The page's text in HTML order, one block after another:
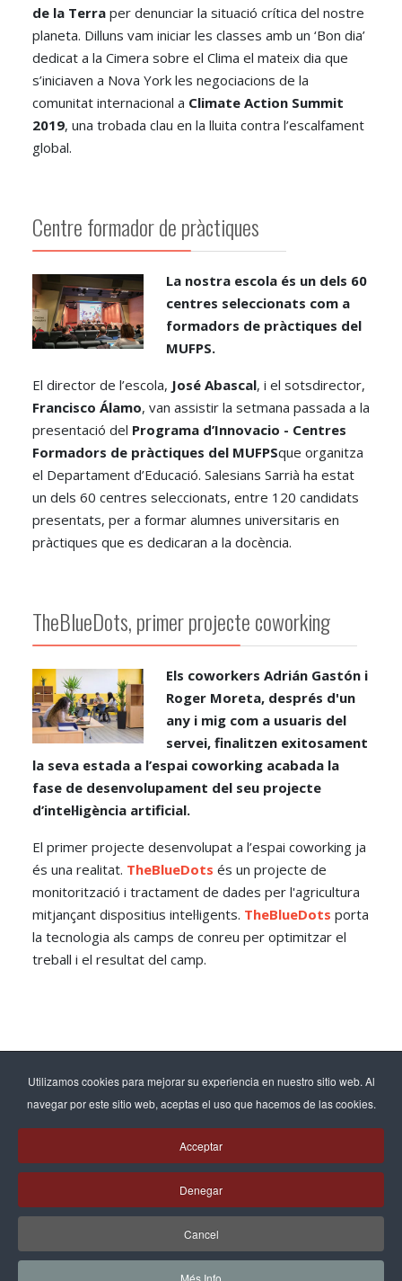
Utilizamos cookies para mejorar su experiencia en nuestro sitio web. Al
navegar por este sitio web, aceptas el uso que hacemos de las cookies.
Acceptar
Denegar
Cancel
Més Info
de la Terra per denunciar la situació crítica del nostre
planeta. Dilluns vam iniciar les classes amb un ‘Bon dia’
dedicat a la Cimera sobre el Clima el mateix dia que
s’iniciaven a Nova York les negociacions de la
comunitat internacional a Climate Action Summit
2019, una trobada clau en la lluita contra l’escalfament
global.
Centre formador de pràctiques
La nostra escola és un dels 60
centres seleccionats com a
formadors de pràctiques del
MUFPS.
El director de l’escola, José Abascal, i el sotsdirector,
Francisco Álamo, van assistir la setmana passada a la
presentació del Programa d’Innovacio - Centres
Formadors de pràctiques del MUFPSque organitza
el Departament d’Educació. Salesians Sarrià ha estat
un dels 60 centres seleccionats, entre 120 candidats
presentats, per a formar alumnes universitaris en
pràctiques que es dedicaran a la docència.
TheBlueDots, primer projecte coworking
Els coworkers Adrián Gastón i
Roger Moreta, després d'un
any i mig com a usuaris del
servei, finalitzen exitosament
la seva estada a l’espai coworking acabada la
fase de desenvolupament del seu projecte
d’intel·ligència artificial.
El primer projecte desenvolupat a l’espai coworking ja
és una realitat. TheBlueDots és un projecte de
monitorització i tractament de dades per l'agricultura
mitjançant dispositius intel·ligents. TheBlueDots porta
la tecnologia als camps de conreu per optimitzar el
treball i el resultat del camp.
Pàgina 1 de 4
4